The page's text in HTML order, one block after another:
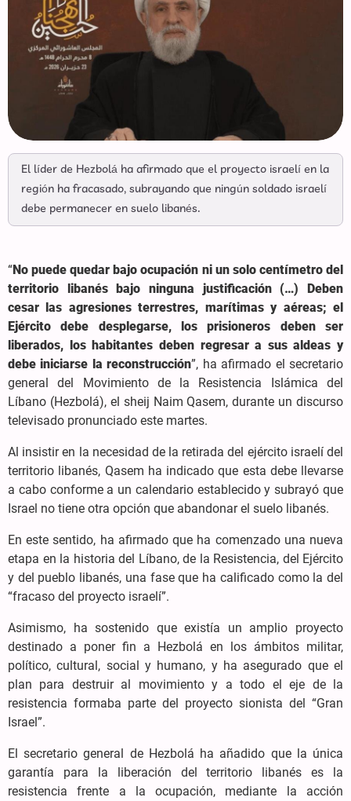
El líder de Hezbolá ha afirmado que el proyecto israelí en la
región ha fracasado, subrayando que ningún soldado israelí
debe permanecer en suelo libanés.
“No puede quedar bajo ocupación ni un solo centímetro del
territorio libanés bajo ninguna justificación (…) Deben
cesar las agresiones terrestres, marítimas y aéreas; el
Ejército debe desplegarse, los prisioneros deben ser
liberados, los habitantes deben regresar a sus aldeas y
debe iniciarse la reconstrucción”, ha afirmado el secretario
general del Movimiento de la Resistencia Islámica del
Líbano (Hezbolá), el sheij Naim Qasem, durante un discurso
televisado pronunciado este martes.
Al insistir en la necesidad de la retirada del ejército israelí del
territorio libanés, Qasem ha indicado que esta debe llevarse
a cabo conforme a un calendario establecido y subrayó que
Israel no tiene otra opción que abandonar el suelo libanés.
En este sentido, ha afirmado que ha comenzado una nueva
etapa en la historia del Líbano, de la Resistencia, del Ejército
y del pueblo libanés, una fase que ha calificado como la del
“fracaso del proyecto israelí”.
Asimismo, ha sostenido que existía un amplio proyecto
destinado a poner fin a Hezbolá en los ámbitos militar,
político, cultural, social y humano, y ha asegurado que el
plan para destruir al movimiento y a todo el eje de la
resistencia formaba parte del proyecto sionista del “Gran
Israel”.
El secretario general de Hezbolá ha añadido que la única
garantía para la liberación del territorio libanés es la
resistencia frente a la ocupación, mediante la acción